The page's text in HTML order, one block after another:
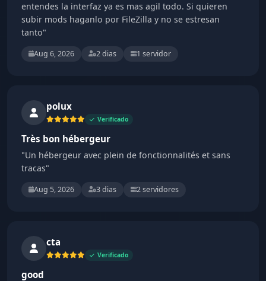
entendes la interfaz ya es mas agil todo. Si quieren
subir mods haganlo por FileZilla y no se estresan
tanto"
Aug 6, 2026 2 dias 1 servidor
polux
Verificado
Très bon hébergeur
"Un hébergeur avec plein de fonctionnalités et sans
tracas"
Aug 5, 2026 3 dias 2 servidores
cta
Verificado
good